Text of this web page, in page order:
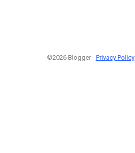
©2026 Blogger - Privacy Policy